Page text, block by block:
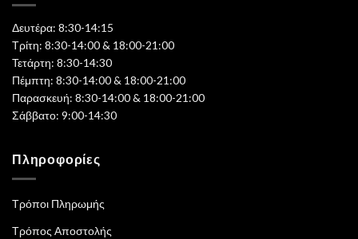
Δευτέρα: 8:30-14:15
Τρίτη: 8:30-14:00 & 18:00-21:00
Τετάρτη: 8:30-14:30
Πέμπτη: 8:30-14:00 & 18:00-21:00
Παρασκευή: 8:30-14:00 & 18:00-21:00
Σάββατο: 9:00-14:30
Πληροφορίες
Τρόποι Πληρωμής
Τρόπος Αποστολής